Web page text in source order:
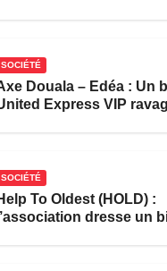
SOCIÉTÉ
Douala – Edéa : Un
Express VIP
SOCIÉTÉ
To Oldest (HOLD) :
l’association dresse un